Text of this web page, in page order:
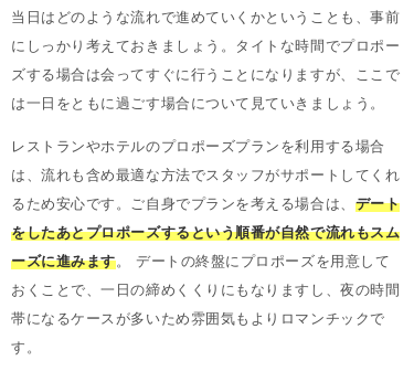
当日はどのような流れで進めていくかということも、事前
にしっかり考えておきましょう。タイトな時間でプロポー
ズする場合は会ってすぐに行うことになりますが、ここで
は一日をともに過ごす場合について見ていきましょう。
レストランやホテルのプロポーズプランを利用する場合
は、流れも含め最適な方法でスタッフがサポートしてくれ
るため安心です。ご自身でプランを考える場合は、 デート
をしたあとプロポーズするという順番が自然で流れもスム
ーズに進みます。 デートの終盤にプロポーズを用意して
おくことで、一日の締めくくりにもなりますし、夜の時間
帯になるケースが多いため雰囲気もよりロマンチックで
す。